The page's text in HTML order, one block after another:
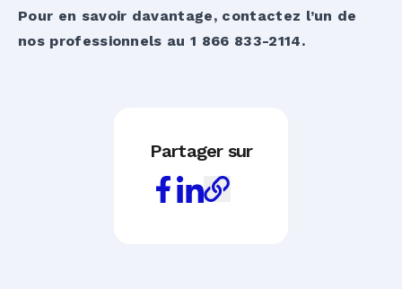
Pour en savoir davantage, contactez l’un de
nos professionnels au 1 866 833-2114.
Partager sur